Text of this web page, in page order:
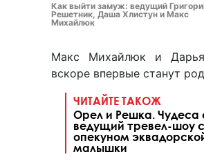
Как выйти замуж: ведущий
Решетник, Даша Хлистун и Макс
Михайлюк
Макс Михайлюк и
вскоре впервые станут
ЧИТАЙТЕ ТАКОЖ
Орел и Решка. Чудеса
ведущий тревел-шоу
опекуном
малышки